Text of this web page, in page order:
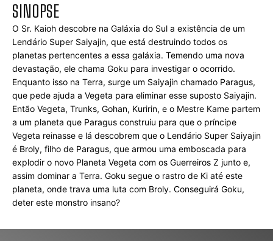
SINOPSE
O Sr. Kaioh descobre na Galáxia do Sul a existência de um
Lendário Super Saiyajin, que está destruindo todos os
planetas pertencentes a essa galáxia. Temendo uma nova
devastação, ele chama Goku para investigar o ocorrido.
Enquanto isso na Terra, surge um Saiyajin chamado Paragus,
que pede ajuda a Vegeta para eliminar esse suposto Saiyajin.
Então Vegeta, Trunks, Gohan, Kuririn, e o Mestre Kame partem
a um planeta que Paragus construiu para que o príncipe
Vegeta reinasse e lá descobrem que o Lendário Super Saiyajin
é Broly, filho de Paragus, que armou uma emboscada para
explodir o novo Planeta Vegeta com os Guerreiros Z junto e,
assim dominar a Terra. Goku segue o rastro de Ki até este
planeta, onde trava uma luta com Broly. Conseguirá Goku,
deter este monstro insano?